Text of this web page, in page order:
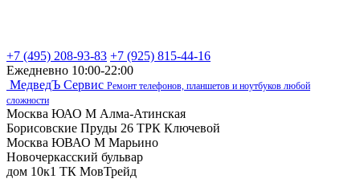
+7 (495) 208-93-83 +7 (925) 815-44-16
Ежедневно 10:00-22:00
МедведЪ Сервис Ремонт телефонов, планшетов и ноутбуков любой
сложности
Москва ЮАО М Алма-Атинская
Борисовские Пруды 26 ТРК Ключевой
Москва ЮВАО М Марьино
Новочеркасский бульвар
дом 10к1 ТК МовТрейд